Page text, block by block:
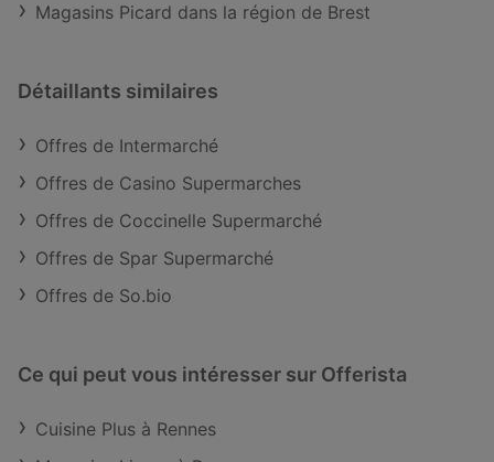
Magasins Picard dans la région de Brest
Détaillants similaires
Offres de Intermarché
Offres de Casino Supermarches
Offres de Coccinelle Supermarché
Offres de Spar Supermarché
Offres de So.bio
Ce qui peut vous intéresser sur Offerista
Cuisine Plus à Rennes